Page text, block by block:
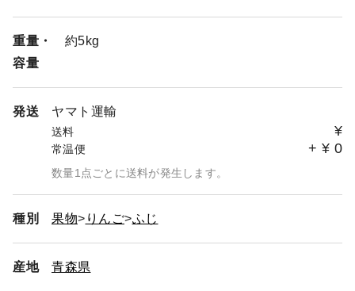
重量・
容量
約5kg
発送 ヤマト運輸
送料 ¥
常温便 + ¥ 0
数量1点ごとに送料が発生します。
種別 果物 りんご ふじ
産地 青森県